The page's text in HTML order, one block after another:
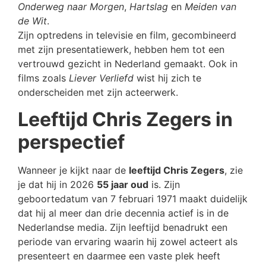
Onderweg naar Morgen, Hartslag en Meiden van
de Wit.
Zijn optredens in televisie en film, gecombineerd
met zijn presentatiewerk, hebben hem tot een
vertrouwd gezicht in Nederland gemaakt. Ook in
films zoals Liever Verliefd wist hij zich te
onderscheiden met zijn acteerwerk.
Leeftijd Chris Zegers in
perspectief
Wanneer je kijkt naar de leeftijd Chris Zegers, zie
je dat hij in 2026 55 jaar oud is. Zijn
geboortedatum van 7 februari 1971 maakt duidelijk
dat hij al meer dan drie decennia actief is in de
Nederlandse media. Zijn leeftijd benadrukt een
periode van ervaring waarin hij zowel acteert als
presenteert en daarmee een vaste plek heeft